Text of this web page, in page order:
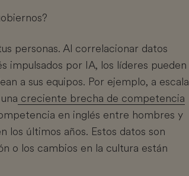
personas. Al correlacionar datos
impulsados por IA, los líderes pueden
a sus equipos. Por ejemplo, a escala
creciente brecha de competencia
en inglés entre hombres y
los últimos años. Estos datos son
o los cambios en la cultura están